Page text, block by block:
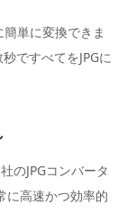
単に変換できま
ですべてをJPGに
のJPGコンバータ
に高速かつ効率的